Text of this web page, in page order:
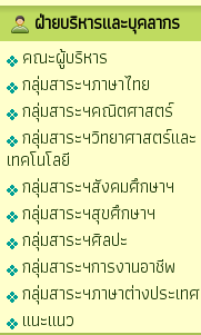
ฝ่ายบริหารและบุคลากร
คณะผู้บริหาร
กลุ่มสาระฯภาษาไทย
กลุ่มสาระฯคณิตศาสตร์
กลุ่มสาระฯวิทยาศาสตร์และ
เทคโนโลยี
กลุ่มสาระฯสังคมศึกษาฯ
กลุ่มสาระฯสุขศึกษาฯ
กลุ่มสาระฯศิลปะ
กลุ่มสาระฯการงานอาชีพ
กลุ่มสาระฯภาษาต่างประเทศ
แนะแนว